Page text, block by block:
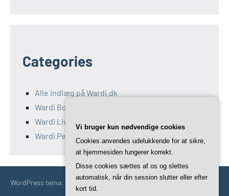
Categories
Alle indlæg på Wardi.dk
Wardi Bolig
Wardi Livsstil
Wardi Penge
WordPress tema: Occasio by ThemeZee.
Vi bruger kun nødvendige cookies
Cookies anvendes udelukkende for at sikre,
at hjemmesiden fungerer korrekt.
Disse cookies sættes af os og slettes
automatisk, når din session slutter eller efter
kort tid.